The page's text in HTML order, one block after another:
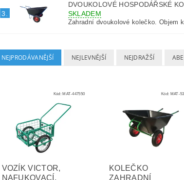
3.
DVOUKOLOVÉ HOSPODÁŘSKÉ
SKLADEM
Zahradní dvoukolové kolečko. Objem
NEJPRODÁVANĚJŠÍ NEJLEVNĚJŠÍ NEJDRAŽŠÍ
Kód:MAT-447550
VOZÍK VICTOR,
NAFUKOVACÍ,
Kód: MAT-
KOLEČKO
ZAHRADNÍ